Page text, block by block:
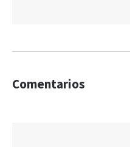
Comentarios